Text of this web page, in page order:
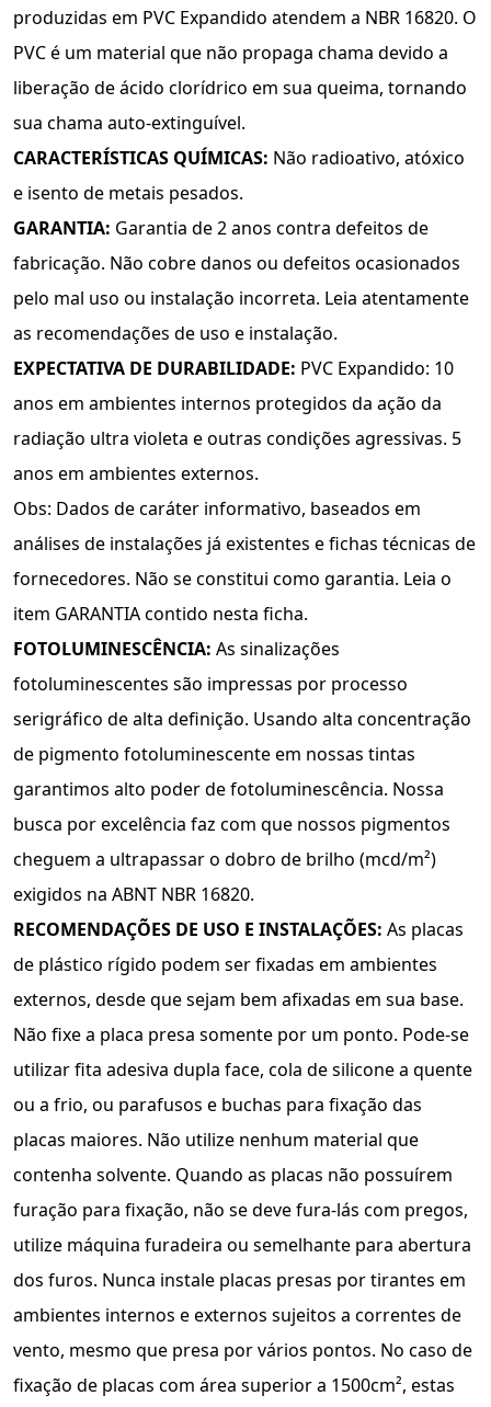
produzidas em PVC Expandido atendem a NBR 16820. O
PVC é um material que não propaga chama devido a
liberação de ácido clorídrico em sua queima, tornando
sua chama auto-extinguível.
CARACTERÍSTICAS QUÍMICAS: Não radioativo, atóxico
e isento de metais pesados.
GARANTIA: Garantia de 2 anos contra defeitos de
fabricação. Não cobre danos ou defeitos ocasionados
pelo mal uso ou instalação incorreta. Leia atentamente
as recomendações de uso e instalação.
EXPECTATIVA DE DURABILIDADE: PVC Expandido: 10
anos em ambientes internos protegidos da ação da
radiação ultra violeta e outras condições agressivas. 5
anos em ambientes externos.
Obs: Dados de caráter informativo, baseados em
análises de instalações já existentes e fichas técnicas de
fornecedores. Não se constitui como garantia. Leia o
item GARANTIA contido nesta ficha.
FOTOLUMINESCÊNCIA: As sinalizações
fotoluminescentes são impressas por processo
serigráﬁco de alta deﬁnição. Usando alta concentração
de pigmento fotoluminescente em nossas tintas
garantimos alto poder de fotoluminescência. Nossa
busca por excelência faz com que nossos pigmentos
cheguem a ultrapassar o dobro de brilho (mcd/m²)
exigidos na ABNT NBR 16820.
RECOMENDAÇÕES DE USO E INSTALAÇÕES: As placas
de plástico rígido podem ser ﬁxadas em ambientes
externos, desde que sejam bem aﬁxadas em sua base.
Não ﬁxe a placa presa somente por um ponto. Pode-se
utilizar fita adesiva dupla face, cola de silicone a quente
ou a frio, ou parafusos e buchas para fixação das
placas maiores. Não utilize nenhum material que
contenha solvente. Quando as placas não possuírem
furação para fixação, não se deve fura-lás com pregos,
utilize máquina furadeira ou semelhante para abertura
dos furos. Nunca instale placas presas por tirantes em
ambientes internos e externos sujeitos a correntes de
vento, mesmo que presa por vários pontos. No caso de
fixação de placas com área superior a 1500cm², estas